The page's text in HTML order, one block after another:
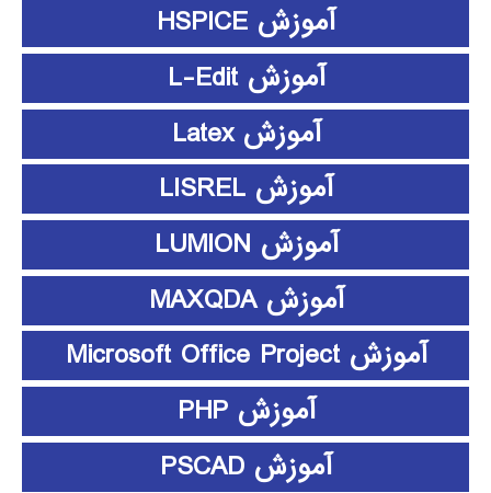
آموزش HSPICE
آموزش L-Edit
آموزش Latex
آموزش LISREL
آموزش LUMION
آموزش MAXQDA
آموزش Microsoft Office Project
آموزش PHP
آموزش PSCAD